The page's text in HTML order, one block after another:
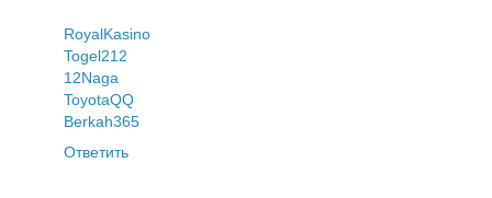
RoyalKasino
Togel212
12Naga
ToyotaQQ
Berkah365
Ответить